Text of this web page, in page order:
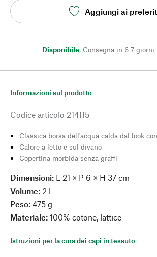
Aggiungi ai
Disponibile, Consegna in 6-7 giorni
Informazioni sul prodotto
Codice articolo 214115
Classica borsa dell'acqua calda dal look
Calore a letto e sul divano
Copertina morbida senza graffi
Dimensioni: L 21 × P 6 × H 37 cm
Volume: 2 l
Peso: 475 g
Materiale: 100% cotone, lattice
Istruzioni per la cura dei capi in tessuto